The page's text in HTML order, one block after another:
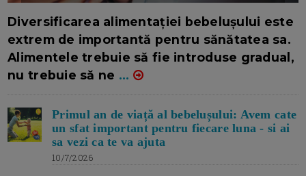
Diversificarea alimentației bebelușului este
extrem de importantă pentru sănătatea sa.
Alimentele trebuie să fie introduse gradual,
nu trebuie să ne ...
Primul an de viață al bebelușului: Avem cate
un sfat important pentru fiecare luna - si ai
sa vezi ca te va ajuta
10/7/2026